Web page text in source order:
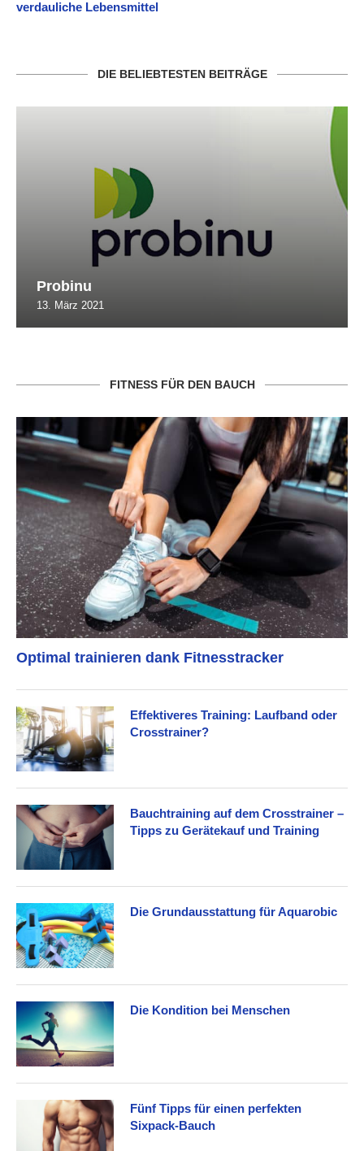
verdauliche Lebensmittel
DIE BELIEBTESTEN BEITRÄGE
Probinu
13. März 2021
FITNESS FÜR DEN BAUCH
Optimal trainieren dank Fitnesstracker
Effektiveres Training: Laufband oder
Crosstrainer?
Bauchtraining auf dem Crosstrainer –
Tipps zu Gerätekauf und Training
Die Grundausstattung für Aquarobic
Die Kondition bei Menschen
Fünf Tipps für einen perfekten
Sixpack-Bauch